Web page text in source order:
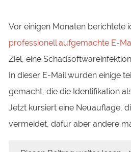
Vor einigen Monaten berichtete
professionell aufgemachte E-
Ziel, eine
In dieser E-Mail wurden einige
gemacht, die die Identifikation
Jetzt kursiert eine Neuauflage,
vermeidet, dafür aber andere